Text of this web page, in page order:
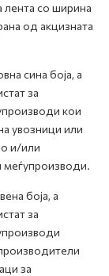
со ширина
од акцизната
сина боја, а
за
кои
увозници или
и/или
меѓупроизводи.
боја, а
за
за